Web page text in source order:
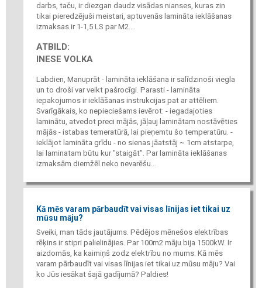
darbs, taču, ir diezgan daudz visādas nianses, kuras zin
tikai pieredzējuši meistari, aptuvenās lamināta ieklāšanas
izmaksas ir 1-1,5 LS par M2....
ATBILD:
INESE VOLKA
Labdien, Manuprāt - lamināta ieklāšana ir salīdzinoši viegla
un to droši var veikt pašrocīgi. Parasti - lamināta
iepakojumos ir ieklāšanas instrukcijas pat ar attēliem.
Svarīgākais, ko nepieciešams ievērot: - iegadajoties
laminātu, atvedot preci mājās, jāļauj laminātam nostāvēties
mājās - istabas temeratūrā, lai pieņemtu šo temperatūru. -
ieklājot lamināta grīdu - no sienas jāatstāj ~ 1cm atstarpe,
lai laminatam būtu kur "staigāt". Par lamināta ieklāšanas
izmaksām diemžēl neko nevarēšu...
Kā mēs varam pārbaudīt vai visas līnijas iet tikai uz
mūsu māju?
Sveiki, man tāds jautājums. Pēdējos mēnešos elektrības
rēķins ir stipri palielinājies. Par 100m2 māju bija 1500kW. Ir
aizdomās, ka kaimiņš zodz elektrību no mums. Kā mēs
varam pārbaudīt vai visas līnijas iet tikai uz mūsu māju? Vai
ko Jūs iesākat šajā gadījumā? Paldies!